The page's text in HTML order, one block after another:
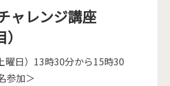
ャレンジ講座
曜日）13時30分から15時30
参加＞